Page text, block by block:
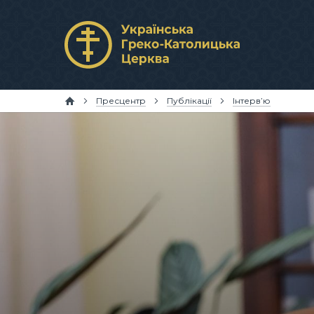
Пресцентр Публікації Інтерв’ю